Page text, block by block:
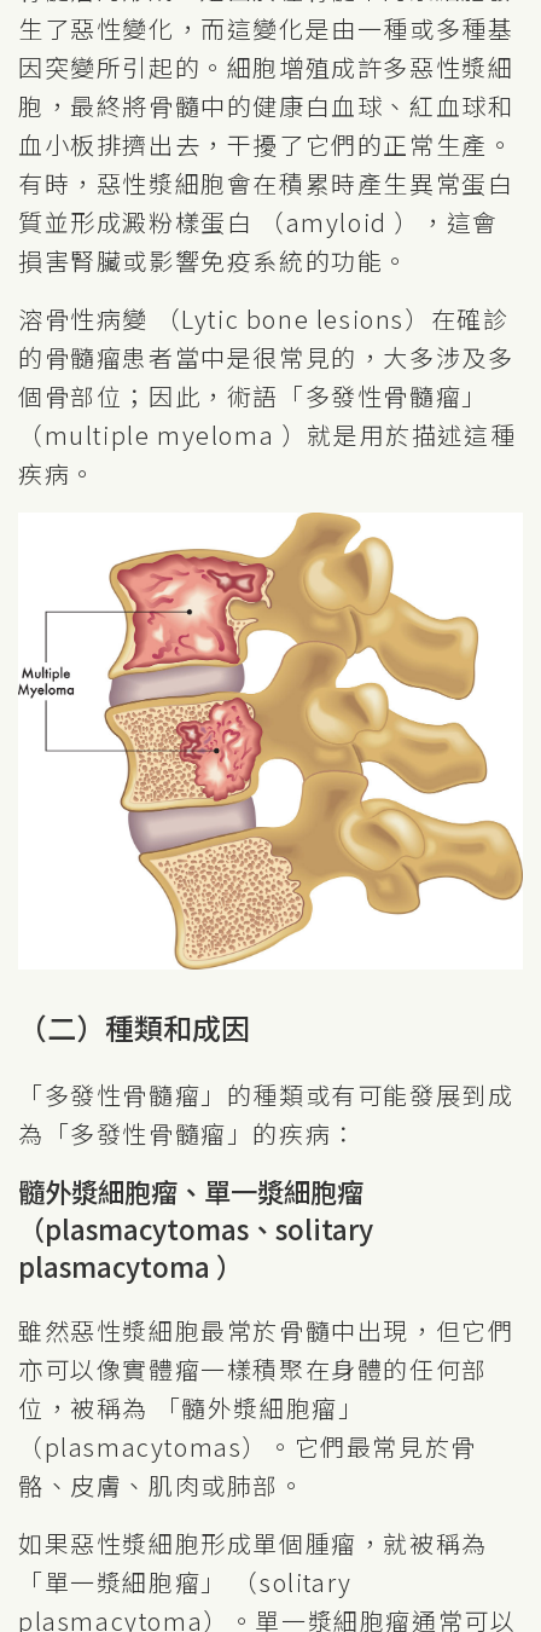
生了惡性變化，而這變化是由一種或多種基
因突變所引起的。細胞增殖成許多惡性漿細
胞，最終將骨髓中的健康白血球、紅血球和
血小板排擠出去，干擾了它們的正常生產。
有時，惡性漿細胞會在積累時產生異常蛋白
質並形成澱粉樣蛋白 （amyloid ），這會
損害腎臟或影響免疫系統的功能。
溶骨性病變 （Lytic bone lesions）在確診
的骨髓瘤患者當中是很常見的，大多涉及多
個骨部位；因此，術語「多發性骨髓瘤」
（multiple myeloma ）就是用於描述這種
疾病。
（二）種類和成因
「多發性骨髓瘤」的種類或有可能發展到成
為「多發性骨髓瘤」的疾病：
髓外漿細胞瘤、單一漿細胞瘤
（plasmacytomas、solitary
plasmacytoma ）
雖然惡性漿細胞最常於骨髓中出現，但它們
亦可以像實體瘤一樣積聚在身體的任何部
位，被稱為 「髓外漿細胞瘤」
（plasmacytomas）。它們最常見於骨
骼、皮膚、肌肉或肺部。
如果惡性漿細胞形成單個腫瘤，就被稱為
「單一漿細胞瘤」 （solitary
plasmacytoma）。單一漿細胞瘤通常可以